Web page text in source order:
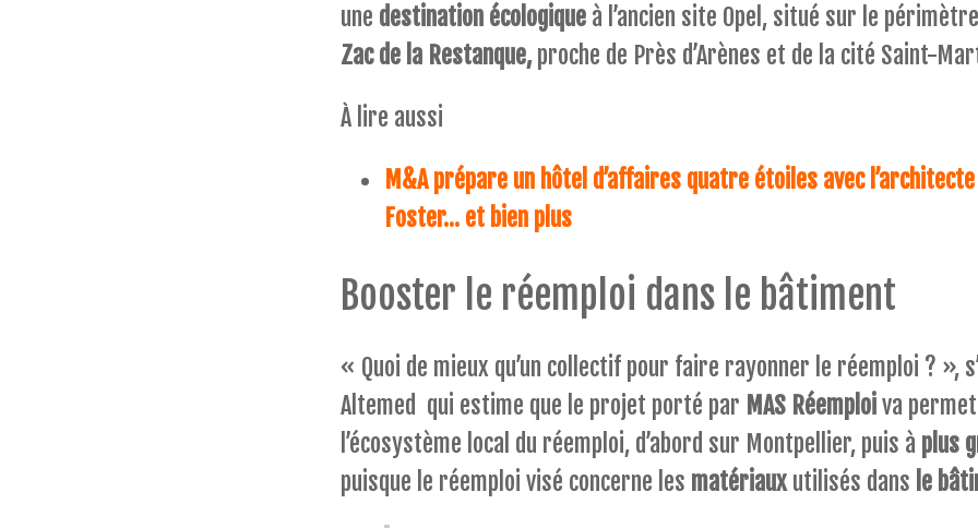
une destination écologique à l’ancien site Opel, situé sur le
Zac de la Restanque,proche de Près d’Arènes et de la cité Saint-
À lire aussi
M&A prépare un hôtel d’affaires quatre étoiles avec
Foster… et bien plus
Booster le réemploi dans le bâtiment
« Quoi de mieux qu’un collectif pour faire rayonner le réemploi ? »,
Altemed qui estime que le projet porté par MAS Réemploiva
l’écosystème local du réemploi, d’abord sur Montpellier, puis à plus
puisque le réemploi visé concerne les matériaux utilisés dans le